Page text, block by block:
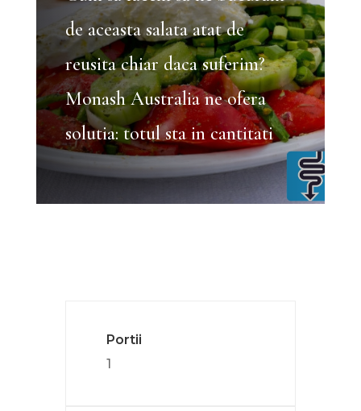
de aceasta salata atat de
reusita chiar daca suferim?
Monash Australia ne ofera
solutia: totul sta in cantitati
Portii
1